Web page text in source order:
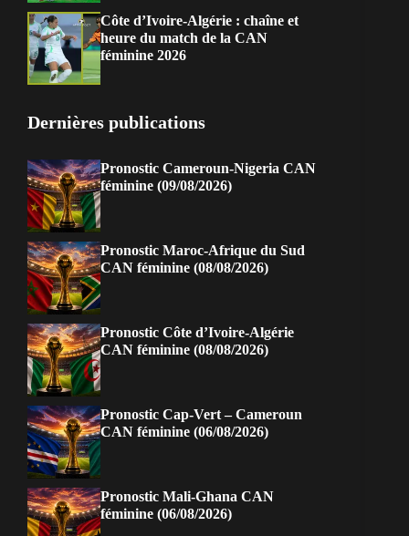
Côte d’Ivoire-Algérie : chaîne et
heure du match de la CAN
féminine 2026
Dernières publications
Pronostic Cameroun-Nigeria CAN
féminine (09/08/2026)
Pronostic Maroc-Afrique du Sud
CAN féminine (08/08/2026)
Pronostic Côte d’Ivoire-Algérie
CAN féminine (08/08/2026)
Pronostic Cap-Vert – Cameroun
CAN féminine (06/08/2026)
Pronostic Mali-Ghana CAN
féminine (06/08/2026)